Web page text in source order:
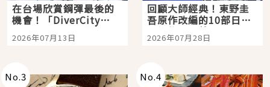
在台場欣賞鋼彈最後的
機會！「DiverCity
Tokyo Plaza」搭船、
購物、美食及夜景，一
2026年07月13日
回顧大師經典！東野圭
吾原作改編的10部日本
影視作品推薦
2026年07月28日
No.3 No.4